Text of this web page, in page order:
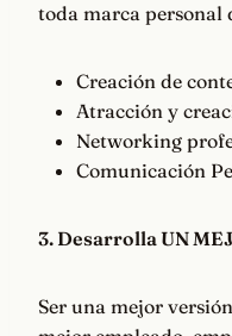
toda marca personal
Creación de
Atracción y
Networking
Comunicación
3. Desarrolla UN
Ser una mejor